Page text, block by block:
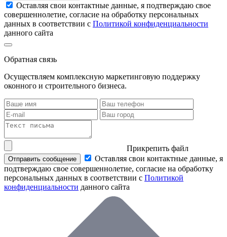
Оставляя свои контактные данные, я подтверждаю свое
совершеннолетие, согласие на обработку персональных
данных в соответствии с Политикой конфиденциальности
данного сайта
Обратная связь
Осуществляем комплексную маркетинговую поддержку
оконного и строительного бизнеса.
Прикрепить файл
Отправить сообщение
Оставляя свои контактные данные, я
подтверждаю свое совершеннолетие, согласие на обработку
персональных данных в соответствии с Политикой
конфиденциальности данного сайта